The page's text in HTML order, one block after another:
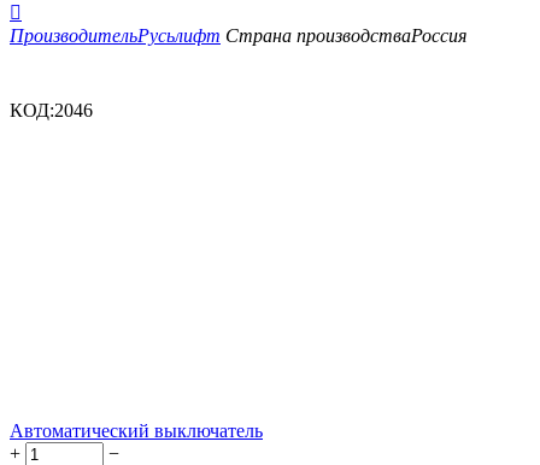

ПроизводительРусьлифт Страна производстваРоссия
КОД:2046
Автоматический выключатель
+
−